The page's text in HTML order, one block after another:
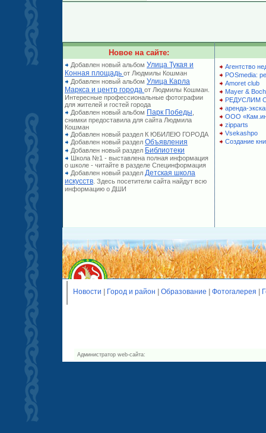
Новое на сайте:
Добавлен новый альбом Улица Тукая и
Конная площадь от Людмилы Кошман
Добавлен новый альбом Улица Карла
Маркса и центр города от Людмилы Кошман.
Интересные профессиональные фотографии
для жителей и гостей города
Добавлен новый альбом Парк Победы
снимки предоставила для сайта Людмила
Кошман
Добавлен новый раздел К ЮБИЛЕЮ ГОРОДА
Добавлен новый раздел Объявления
Добавлен новый раздел Библиотеки
Школа №1 - выставлена полная информация
о школе - читайте в разделе Специнформация
Добавлен новый раздел Детская школа
искусств . Здесь посетители сайта найдут всю
информацию о ДШИ
Агентство
POSmedia:
Amoret club
Mayer & Boch
РЕДУСЛИМ
аренда-
ООО
zipparts
Vsekashpo
Создание
Новости Город и район Образование Фотогалерея
Администратор web-сайта: